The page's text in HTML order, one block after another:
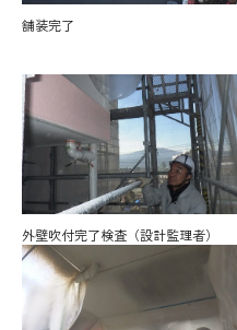
舗装完了
外壁吹付完了検査（設計監理者）